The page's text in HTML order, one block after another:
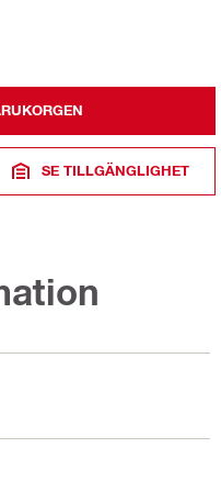
SE TILLGÄNGLIGHET